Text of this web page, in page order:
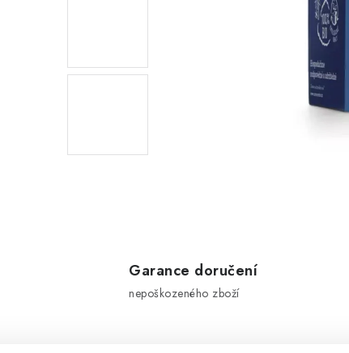
Garance doručení
nepoškozeného zboží